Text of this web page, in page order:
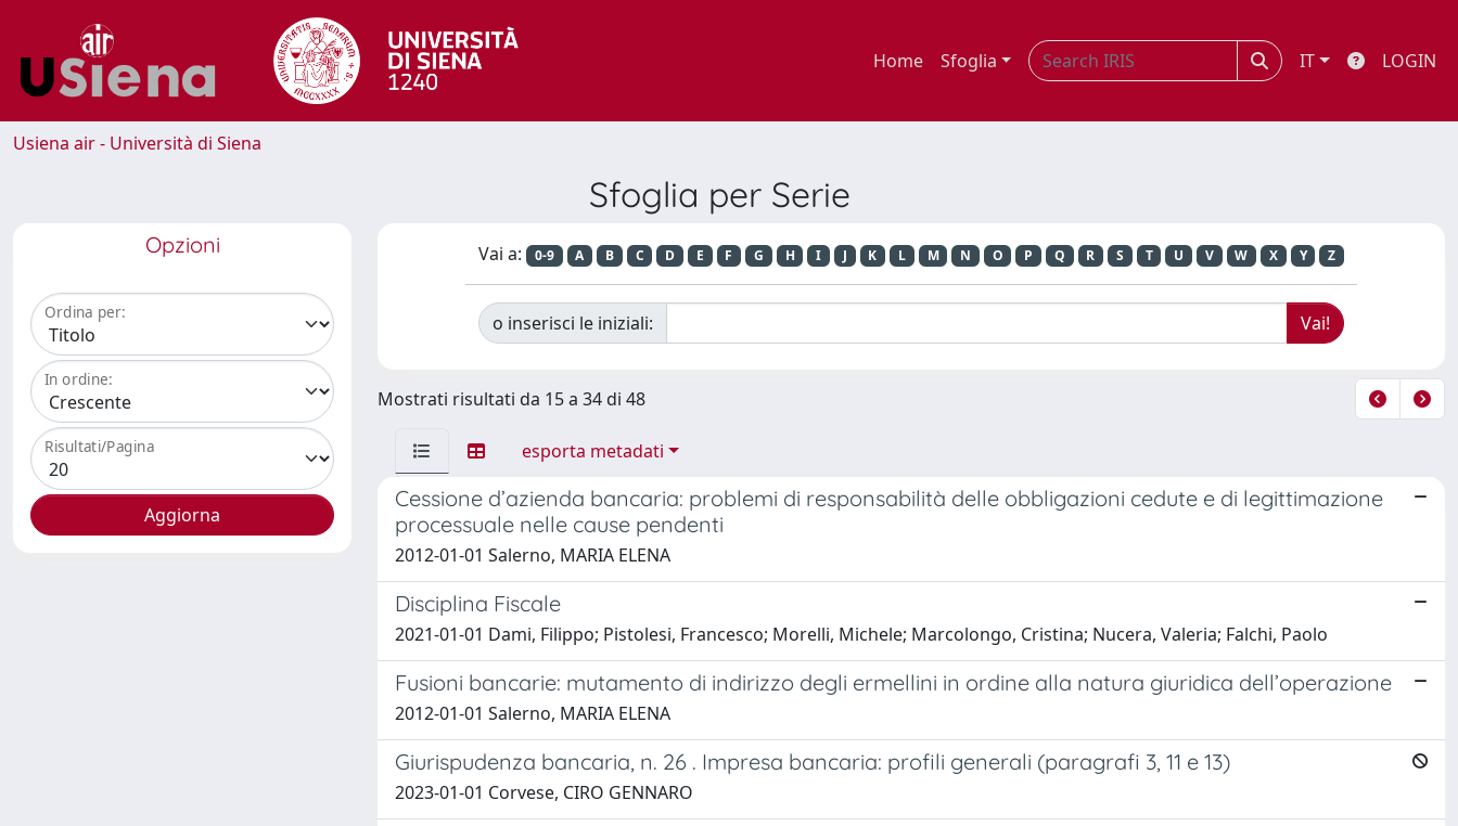
Home Sfoglia IT LOGIN
Usiena air - Università di Siena
Sfoglia per Serie
Opzioni
Ordina per:
In ordine:
Risultati/Pagina
Vai a: 0-9 A B C D E F G H I J K L M N O P Q R S T U V W X Y Z
o inserisci le iniziali:
Mostrati risultati da 15 a 34 di 48
esporta metadati
Cessione d’azienda bancaria: problemi di responsabilità delle obbligazioni cedute e di legittimazione
processuale nelle cause pendenti
2012-01-01 Salerno, MARIA ELENA
Disciplina Fiscale
2021-01-01 Dami, Filippo; Pistolesi, Francesco; Morelli, Michele; Marcolongo, Cristina; Nucera, Valeria; Falchi, Paolo
Fusioni bancarie: mutamento di indirizzo degli ermellini in ordine alla natura giuridica dell’operazione
2012-01-01 Salerno, MARIA ELENA
Giurispudenza bancaria, n. 26 . Impresa bancaria: profili generali (paragrafi 3, 11 e 13)
2023-01-01 Corvese, CIRO GENNARO